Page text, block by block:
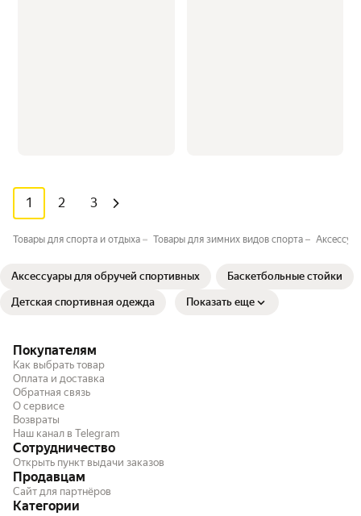
1 2 3
Товары для спорта и отдыха Товары для зимних видов спорта
Аксессуары для обручей спортивных Баскетбольные стойки
Детская спортивная одежда Показать еще
Покупателям
Как выбрать товар
Оплата и доставка
Обратная связь
О сервисе
Возвраты
Наш канал в Telegram
Сотрудничество
Открыть пункт выдачи заказов
Продавцам
Сайт для партнёров
Категории